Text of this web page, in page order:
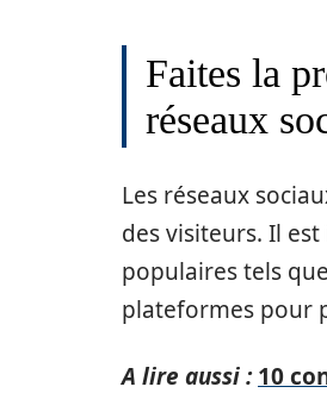
Faites la
réseaux
Les réseaux
des visiteurs. Il
populaires tels
plateformes pour
A lire aussi : 10